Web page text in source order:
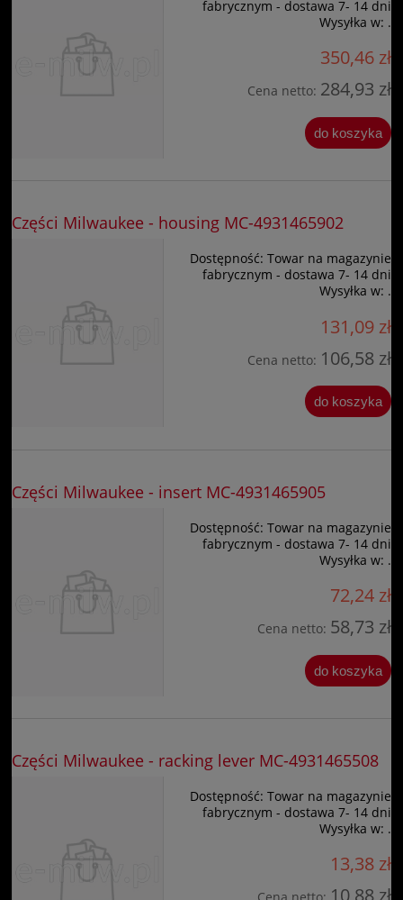
fabrycznym - dostawa 7- 14 dni
Wysyłka w: .
350,46 zł
Cena netto: 284,93 zł
do koszyka
Części Milwaukee - housing MC-4931465902
Dostępność: Towar na magazynie
fabrycznym - dostawa 7- 14 dni
Wysyłka w: .
131,09 zł
Cena netto: 106,58 zł
do koszyka
Części Milwaukee - insert MC-4931465905
Dostępność: Towar na magazynie
fabrycznym - dostawa 7- 14 dni
Wysyłka w: .
72,24 zł
Cena netto: 58,73 zł
do koszyka
Części Milwaukee - racking lever MC-4931465508
Dostępność: Towar na magazynie
fabrycznym - dostawa 7- 14 dni
Wysyłka w: .
13,38 zł